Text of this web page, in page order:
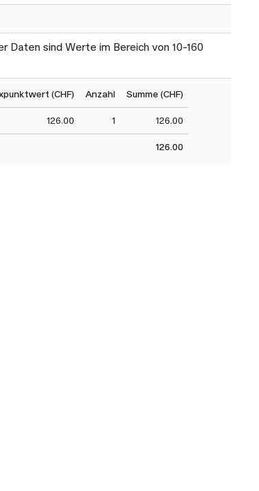
Daten sind Werte im Bereich von 10-160
(CHF) Anzahl Summe (CHF)
126.00 1 126.00
126.00